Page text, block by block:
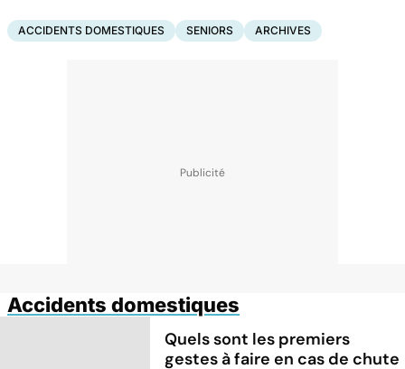
ACCIDENTS DOMESTIQUES SENIORS ARCHIVES
Accidents domestiques
Quels sont les premiers
gestes à faire en cas de chute